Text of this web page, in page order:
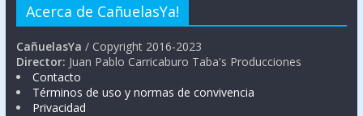
Acerca de CañuelasYa!
CañuelasYa / Copyright 2016-2023
Director: Juan Pablo Carricaburo Taba's Producciones
Contacto
Términos de uso y normas de convivencia
Privacidad